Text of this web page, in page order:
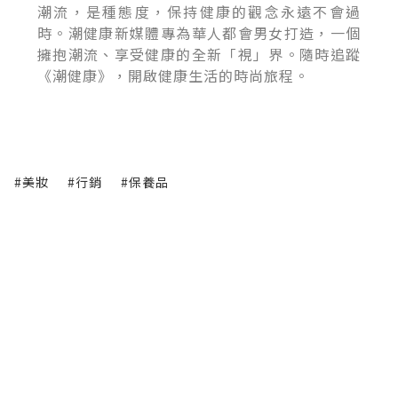
潮流，是種態度，保持健康的觀念永遠不會過
時。潮健康新媒體專為華人都會男女打造，一個
擁抱潮流、享受健康的全新「視」界。隨時追蹤
《潮健康》，開啟健康生活的時尚旅程。
#美妝 #行銷 #保養品